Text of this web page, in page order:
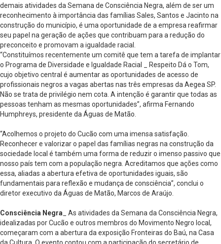
demais atividades da Semana de Consciência Negra, além de ser um
reconhecimento à importância das famílias Sales, Santos e Jacinto na
construção do município, é uma oportunidade de a empresa reafirmar
seu papel na geração de ações que contribuam para a redução do
preconceito e promovam a igualdade racial.
“Constituímos recentemente um comitê que tem a tarefa de implantar
o Programa de Diversidade e Igualdade Racial _ Respeito Dá o Tom,
cujo objetivo central é aumentar as oportunidades de acesso de
profissionais negros a vagas abertas nas três empresas da Aegea SP.
Não se trata de privilégio nem cota. A intenção é garantir que todas as
pessoas tenham as mesmas oportunidades”, afirma Fernando
Humphreys, presidente da Águas de Matão.
“Acolhemos o projeto do Cucão com uma imensa satisfação.
Reconhecer e valorizar o papel das famílias negras na construção da
sociedade local é também uma forma de reduzir o imenso passivo que
nosso país tem com a população negra. Acreditamos que ações como
essa, aliadas a abertura efetiva de oportunidades iguais, são
fundamentais para reflexão e mudança de consciência”, conclui o
diretor executivo da Águas de Matão, Marcos de Araújo.
Consciência Negra _ As atividades da Semana da Consciência Negra,
idealizadas por Cucão e outros membros do Movimento Negro local,
começaram com a abertura da exposição Fronteiras do Baú, na Casa